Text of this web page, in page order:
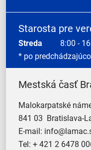
Starosta pre
Streda 8:00 -
* po
Mestská časť
Malokarpatské
841 03 Bratislava-
E-mail:
Tel: + 421 2 6478